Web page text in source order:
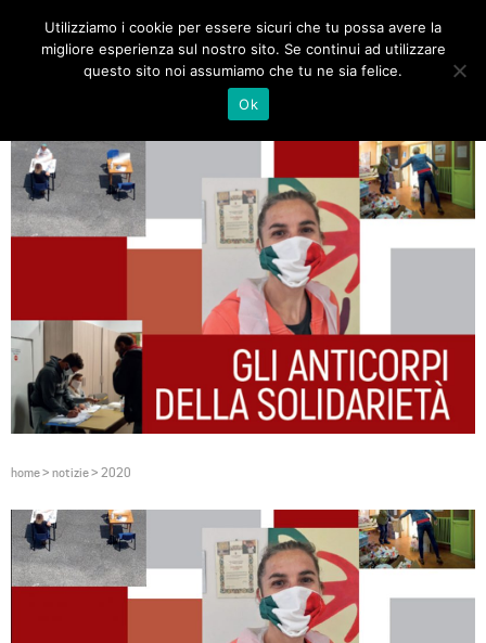
Toggle
home> notizie> 2020
Utilizziamo i cookie per essere sicuri che tu possa avere la
migliore esperienza sul nostro sito. Se continui ad utilizzare
questo sito noi assumiamo che tu ne sia felice.
Ok